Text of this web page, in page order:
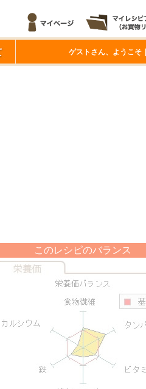
ゲストさん、ようこそ｜
このレシピのバランス